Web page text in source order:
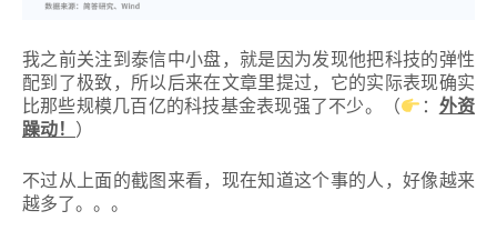
我之前关注到泰信中小盘，就是因为发现他把科技的弹性
配到了极致，所以后来在文章里提过，它的实际表现确实
比那些规模几百亿的科技基金表现强了不少。（
： 外资
躁动！ ）
不过从上面的截图来看，现在知道这个事的人，好像越来
越多了。。。